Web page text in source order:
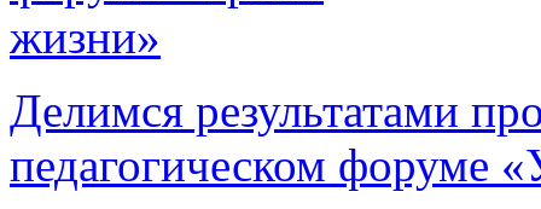
Делимся результатами
педагогическом форуме